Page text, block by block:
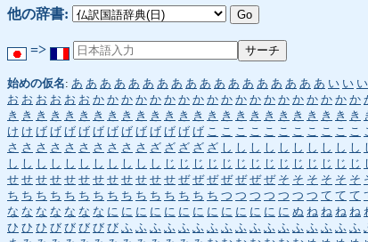
他の辞書:
=>
始めの仮名: あ あ あ あ あ あ あ あ あ あ あ あ あ あ あ あ あ あ い い い
お お お お お お か か か か か か か か か か か か か か か か か か か
き き き き き き き き き き き き き き き き き き き き き き き き き
け け げ げ げ げ げ げ げ げ げ げ げ げ こ こ こ こ こ こ こ こ こ こ こ
さ さ さ さ さ さ さ さ さ さ ざ ざ ざ ざ ざ し し し し し し し し し し
し し し し し し し し し し し じ じ じ じ じ じ じ じ じ じ じ じ じ じ
せ せ せ せ せ せ せ せ せ せ せ せ ぜ ぜ ぜ ぜ ぜ ぜ ぜ そ そ そ そ そ そ
ち ち ち ち ち ち ち ち ち ち ち ち ち ち ち つ つ つ つ つ つ つ て て て
な な な な な な な に に に に に に に に に に に に に ぬ ね ね ね ね
ひ ひ ひ び び び び び ふ ふ ふ ふ ふ ふ ふ ふ ふ ふ ふ ふ ふ ふ ふ ふ ふ